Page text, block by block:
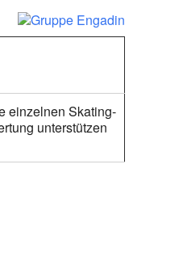
einzelnen Skating-
unterstützen